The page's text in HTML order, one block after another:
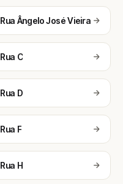
Rua Ângelo José Vieira
Rua C
Rua D
Rua F
Rua H